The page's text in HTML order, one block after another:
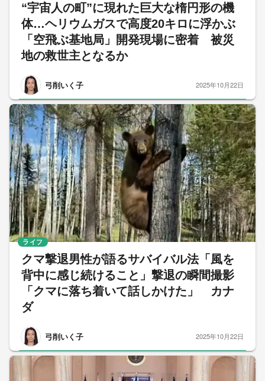
“宇宙人の町”に現れた巨大な楕円形の機
体…ヘリウムガスで高度20キロに浮かぶ
「空飛ぶ基地局」開発現場に密着 被災
地の救世主となるか
弓削いく子 2025年10月22日
クマ撃退男性が語るサバイバル法「風を
背中に感じ続けること」撃退の瞬間撮影
「クマに落ち着いて話しかけた」 カナ
ダ
弓削いく子
ライフ
2025年10月22日